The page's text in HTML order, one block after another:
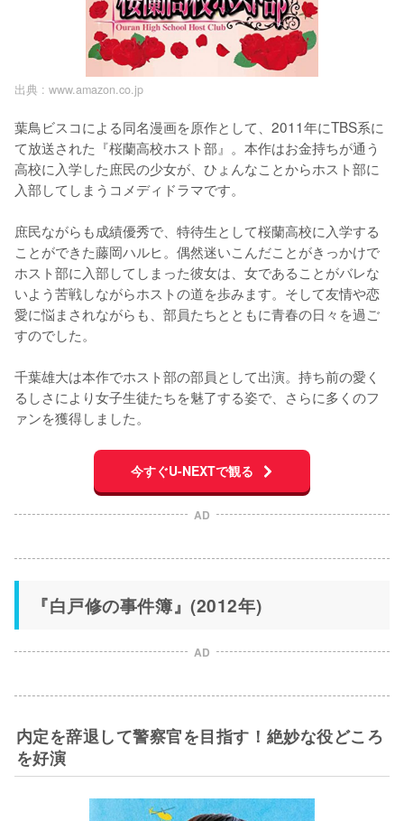
出典 : www.amazon.co.jp
葉鳥ビスコによる同名漫画を原作として、2011年にTBS系に
て放送された『桜蘭高校ホスト部』。本作はお金持ちが通う
高校に入学した庶民の少女が、ひょんなことからホスト部に
入部してしまうコメディドラマです。
庶民ながらも成績優秀で、特待生として桜蘭高校に入学する
ことができた藤岡ハルヒ。偶然迷いこんだことがきっかけで
ホスト部に入部してしまった彼女は、女であることがバレな
いよう苦戦しながらホストの道を歩みます。そして友情や恋
愛に悩まされながらも、部員たちとともに青春の日々を過ご
すのでした。
千葉雄大は本作でホスト部の部員として出演。持ち前の愛く
るしさにより女子生徒たちを魅了する姿で、さらに多くのフ
ァンを獲得しました。
今すぐU-NEXTで観る
AD
『白戸修の事件簿』(2012年)
AD
内定を辞退して警察官を目指す！絶妙な役どころ
を好演